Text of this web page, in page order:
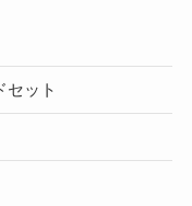
セット